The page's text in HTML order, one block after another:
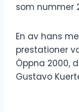
som nummer
En av hans
prestationer
Öppna 2000,
Gustavo